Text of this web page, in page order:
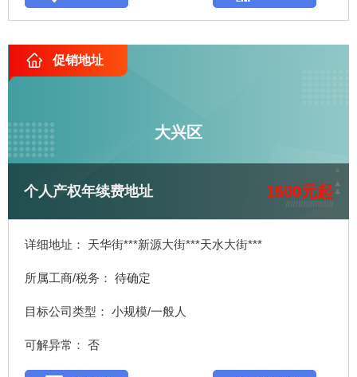
促销地址
个人产权年续费地址 1500元起
大兴区
详细地址： 天华街***新源大街***天水大街***
所属工商/税务： 待确定
目标公司类型： 小规模/一般人
可解异常： 否